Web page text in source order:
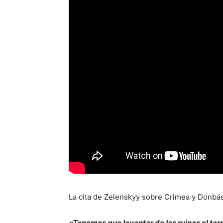
La cita de Zelenskyy sobre Crimea y